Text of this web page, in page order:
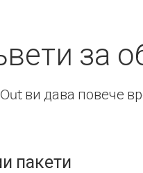
за
ви дава повече
пакети